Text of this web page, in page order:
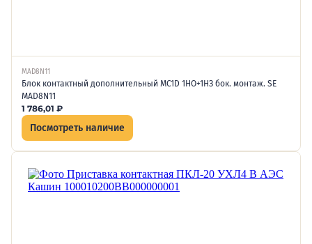
MAD8N11
Блок контактный дополнительный MC1D 1НО+1НЗ бок. монтаж. SE
MAD8N11
1 786,01 ₽
Посмотреть наличие